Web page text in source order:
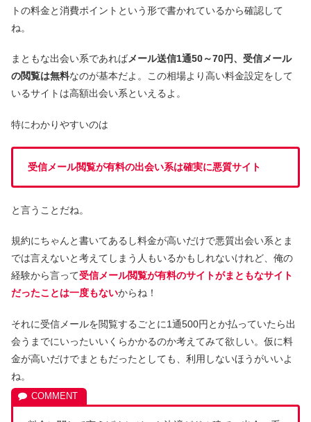
トの料金と消費ポイントという形で書かれているから確認して
ね。
まともな出会い系であればメール送信1通50～70円、受信メール
の閲覧は無料なのが基本だよ。この相場より高い料金設定をして
いるサイトは高額出会い系といえるよ。
特にわかりやすいのは
受信メール閲覧が有料の出会い系は確実に悪質サイト
と言うことだね。
規約にちゃんと書いてあるし料金が高いだけで悪質出会い系とま
では言えないと考えてしまう人もいるかもしれないけれど、俺の
経験から言って受信メール閲覧が有料のサイトがまともなサイト
だったことは一度もないからね！
それに受信メールを閲覧するごとに1通500円とか払っていたら出
会うまでにいったいいくらかかるのか考えてみて欲しい。仮に料
金が高いだけでまともだったとしても、利用しないほうがいいよ
ね。